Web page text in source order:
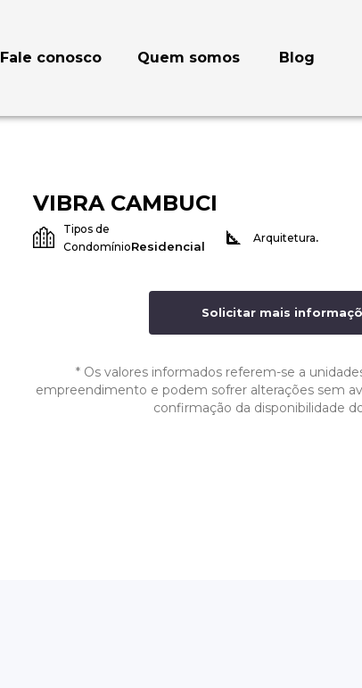
Fale conosco Quem somos Blog
VIBRA CAMBUCI
Tipos de
CondomínioResidencial
Arquitetura.
Solicitar mais
* Os valores informados referem-se a
empreendimento e podem sofrer alterações sem
confirmação da disponibilidade